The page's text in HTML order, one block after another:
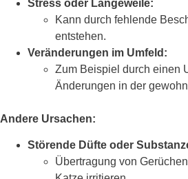
Stress oder Langeweile:
Kann durch fehlende
entstehen.
Veränderungen im Umfeld:
Zum Beispiel durch einen
Änderungen in der
Andere Ursachen:
Störende Düfte oder
Übertragung von